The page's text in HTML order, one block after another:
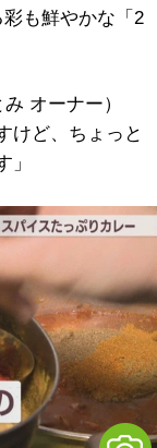
も鮮やかな「2
オーナー）
けど、ちょっと